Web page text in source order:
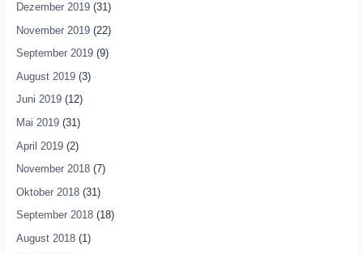
Dezember 2019(31)
November 2019(22)
September 2019(9)
August 2019(3)
Juni 2019(12)
Mai 2019(31)
April 2019(2)
November 2018(7)
Oktober 2018(31)
September 2018(18)
August 2018(1)